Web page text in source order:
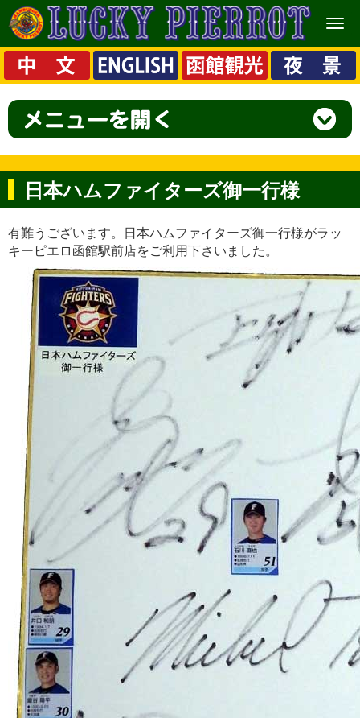
メ
ニ
ュ
ー
日本ハムファイターズ御一行様
有難うございます。日本ハムファイターズ御一行様がラッ
キーピエロ函館駅前店をご利用下さいました。